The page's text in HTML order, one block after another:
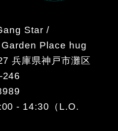
Star /
Place hug
兵庫県神戸市灘区
246
- 14:30（L.O.